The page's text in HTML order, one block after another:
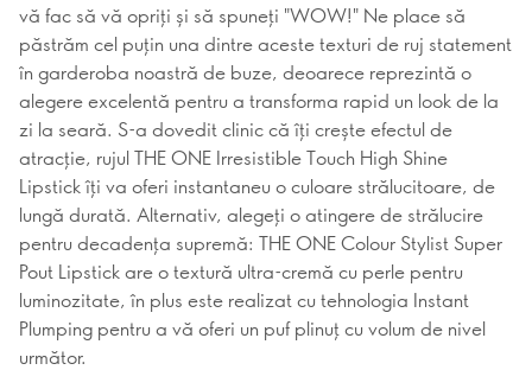
vă fac să vă opriți și să spuneți "WOW!" Ne place să
păstrăm cel puțin una dintre aceste texturi de ruj statement
în garderoba noastră de buze, deoarece reprezintă o
alegere excelentă pentru a transforma rapid un look de la
zi la seară. S-a dovedit clinic că îți crește efectul de
atracție, rujul THE ONE Irresistible Touch High Shine
Lipstick îți va oferi instantaneu o culoare strălucitoare, de
lungă durată. Alternativ, alegeți o atingere de strălucire
pentru decadența supremă: THE ONE Colour Stylist Super
Pout Lipstick are o textură ultra-cremă cu perle pentru
luminozitate, în plus este realizat cu tehnologia Instant
Plumping pentru a vă oferi un puf plinuț cu volum de nivel
următor.